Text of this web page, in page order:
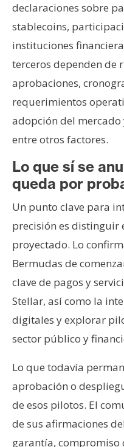
declaraciones sobre
stablecoins,
instituciones
terceros dependen de
aprobaciones,
requerimientos
adopción del
entre otros factores.
Lo que sí se
queda por
Un punto clave para
precisión es distinguir
proyectado. Lo
Bermudas de
clave de pagos y
Stellar, así como la
digitales y explorar
sector público y
Lo que todavía
aprobación o
de esos pilotos. El
de sus afirmaciones
garantía, compromiso